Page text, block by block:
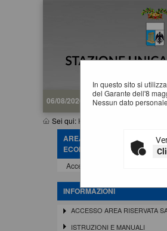
06/08/2026 04:32
Sei qui: Home
In questo sito si
del Garante dell'8
Nessun dato
AREA RISERVATA
ECONOMICO
Accedi - Registrati
INFORMAZIONI
ACCESSO AREA RISERVATA
ISTRUZIONI E MANUALI